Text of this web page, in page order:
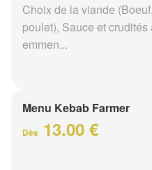
Choix de la viande
poulet), Sauce et
emmen...
Menu Kebab Farmer
Dès 13.00 €